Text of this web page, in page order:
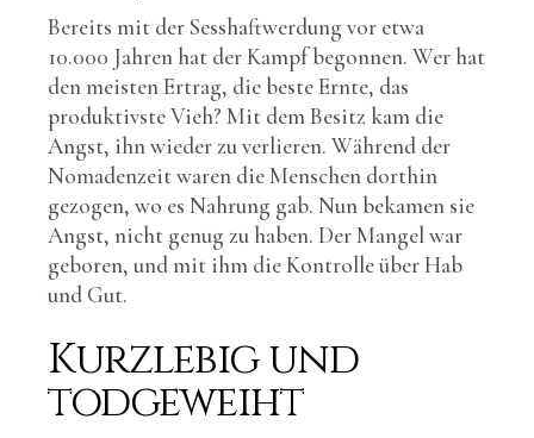
Bereits mit der Sesshaftwerdung vor etwa
10.000 Jahren hat der Kampf begonnen. Wer hat
den meisten Ertrag, die beste Ernte, das
produktivste Vieh? Mit dem Besitz kam die
Angst, ihn wieder zu verlieren. Während der
Nomadenzeit waren die Menschen dorthin
gezogen, wo es Nahrung gab. Nun bekamen sie
Angst, nicht genug zu haben. Der Mangel war
geboren, und mit ihm die Kontrolle über Hab
und Gut.
Kurzlebig und
todgeweiht